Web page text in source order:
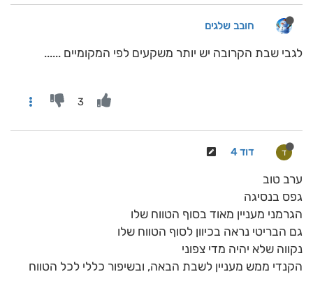
חובב שלגים
לגבי שבת הקרובה יש יותר משקעים לפי המקומיים ......
3
ד דוד 4
ערב טוב
גפס בנסיגה
הגרמני מעניין מאוד בסוף הטווח שלו
גם הבריטי נראה בכיוון לסוף הטווח שלו
נקווה שלא יהיה מדי צפוני
הקנדי ממש מעניין לשבת הבאה, ובשיפור כללי לכל הטווח